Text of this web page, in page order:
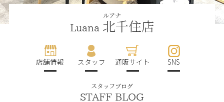
ルアナ
Luana 北千住店
店舗情報 スタッフ 通販サイト SNS
スタッフブログ
STAFF BLOG